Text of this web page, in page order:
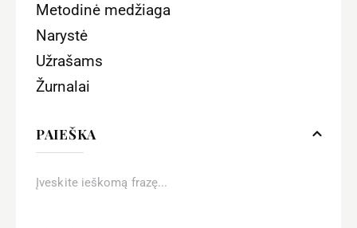
Metodinė medžiaga
Narystė
Užrašams
Žurnalai
PAIEŠKA